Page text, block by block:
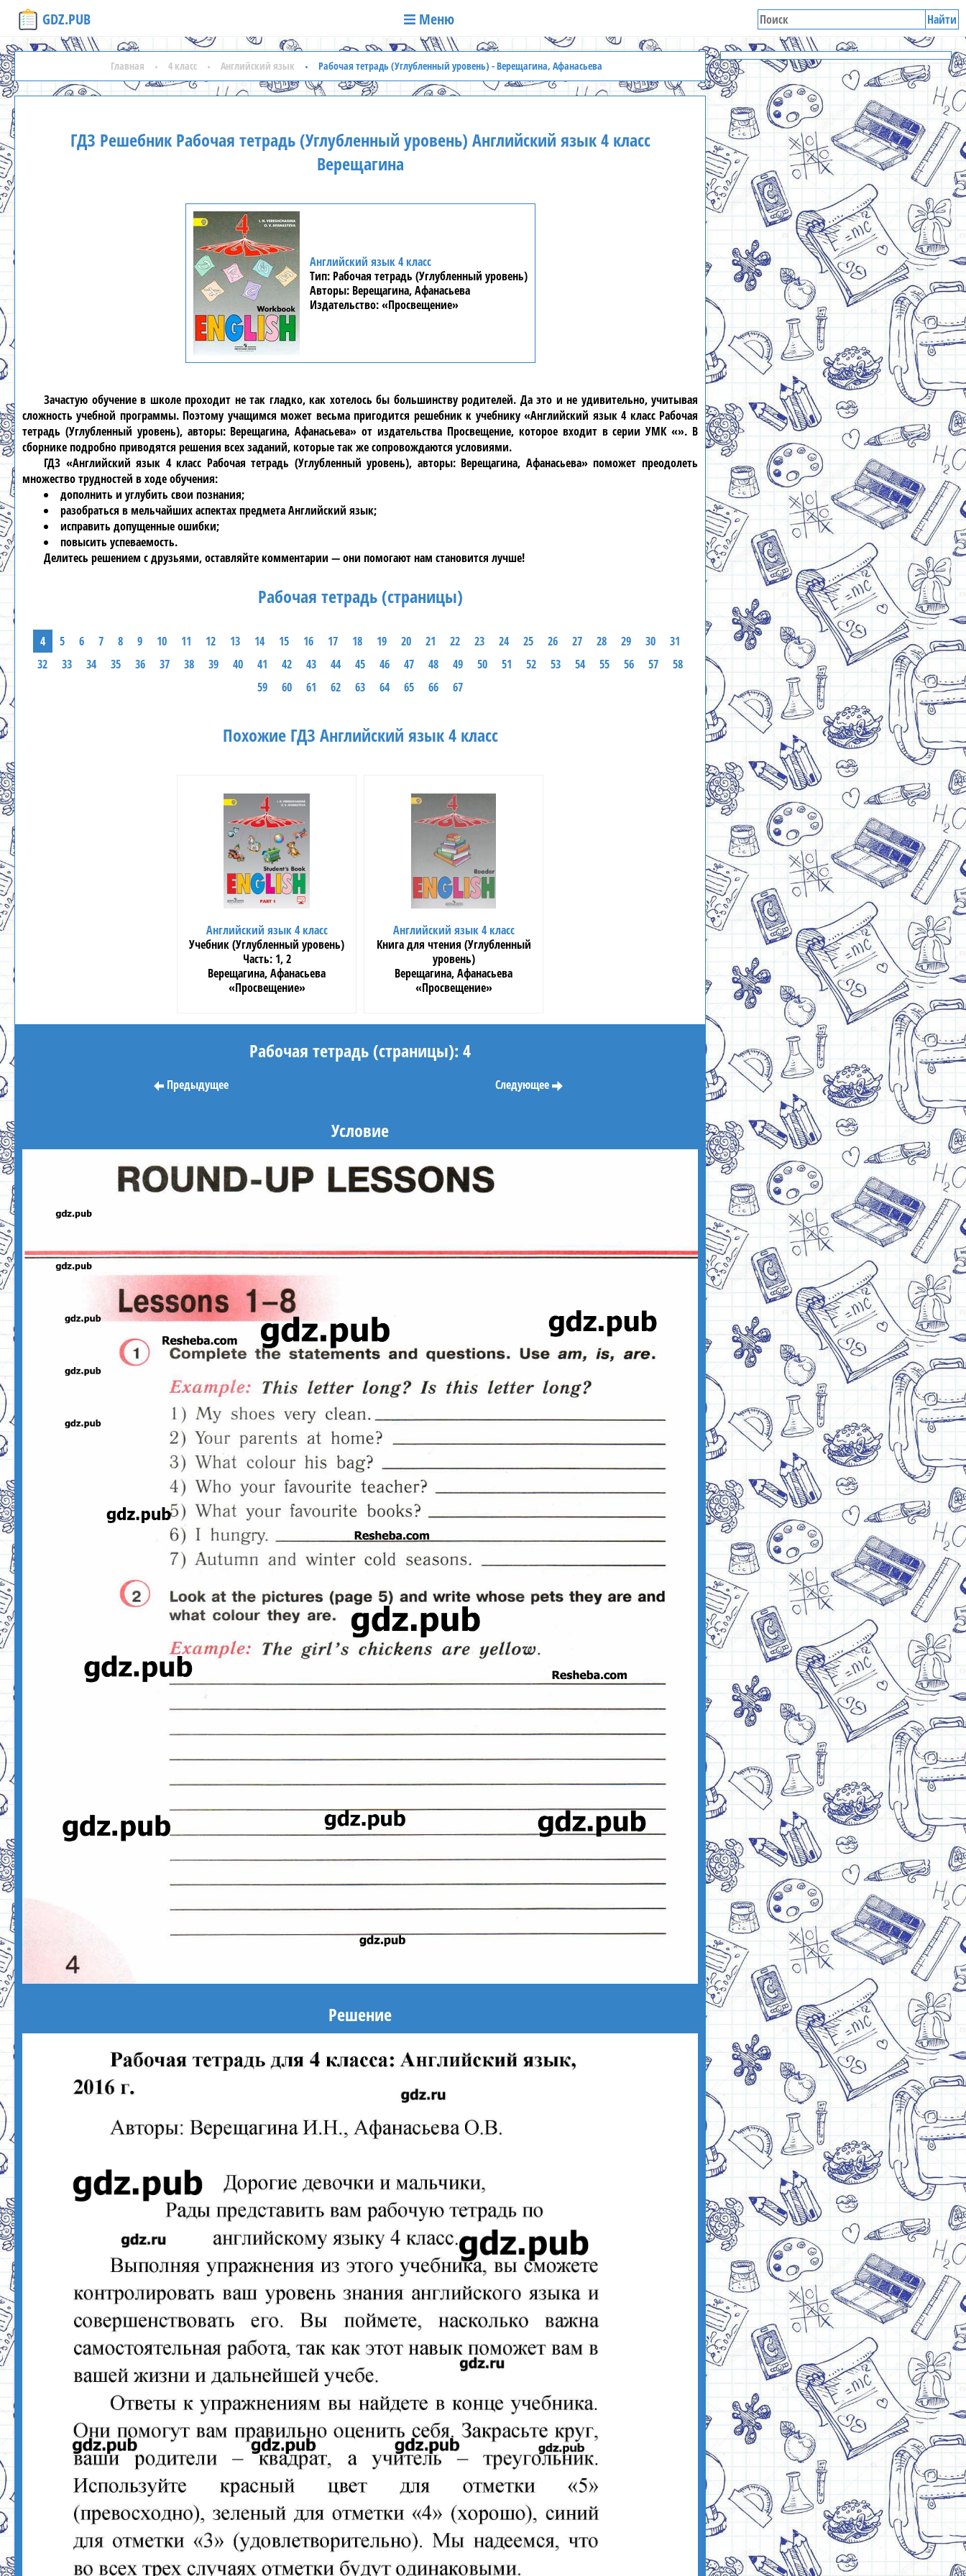
GDZ.PUB Меню Найти
Главная 4 класс Английский язык Рабочая тетрадь (Углубленный уровень) - Верещагина, Афанасьева
ГДЗ Решебник Рабочая тетрадь (Углубленный уровень) Английский язык 4 класс
Верещагина
Английский язык 4 класс
Рабочая тетрадь (Углубленный уровень)
Верещагина, Афанасьева
«Просвещение»
Зачастую обучение в школе проходит не так гладко, как хотелось бы большинству родителей. Да это и не удивительно, учитывая
сложность учебной программы. Поэтому учащимся может весьма пригодится решебник к учебнику «Английский язык 4 класс Рабочая
тетрадь (Углубленный уровень), авторы: Верещагина, Афанасьева» от издательства Просвещение, которое входит в серии УМК «». В
сборнике подробно приводятся решения всех заданий, которые так же сопровождаются условиями.
ГДЗ «Английский язык 4 класс Рабочая тетрадь (Углубленный уровень), авторы: Верещагина, Афанасьева» поможет преодолеть
множество трудностей в ходе обучения:
дополнить и углубить свои познания;
разобраться в мельчайших аспектах предмета Английский язык;
исправить допущенные ошибки;
повысить успеваемость.
Делитесь решением с друзьями, оставляйте комментарии — они помогают нам становится лучше!
Рабочая тетрадь (страницы)
4 5 6 7 8 9 10 11 12 13 14 15 16 17 18 19 20 21 22 23 24 25 26 27 28 29 30
31
32
33 34 35 36 37 38 39 40 41 42 43 44 45 46 47 48 49 50 51 52 53 54 55 56 57
58
59
60 61 62 63 64 65 66 67
Похожие ГДЗ Английский язык 4 класс
Английский язык 4 класс
Учебник (Углубленный уровень)
1, 2
Верещагина, Афанасьева
«Просвещение»
Английский язык 4 класс
Книга для чтения (Углубленный
уровень)
Верещагина, Афанасьева
«Просвещение»
Рабочая тетрадь (страницы): 4
Предыдущее Следующее
Условие
Решение